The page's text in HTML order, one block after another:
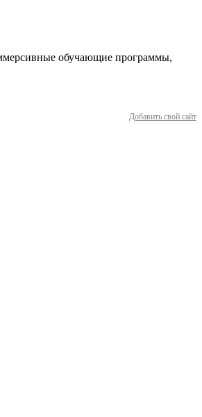
обучающие программы,
Добавить свой сайт